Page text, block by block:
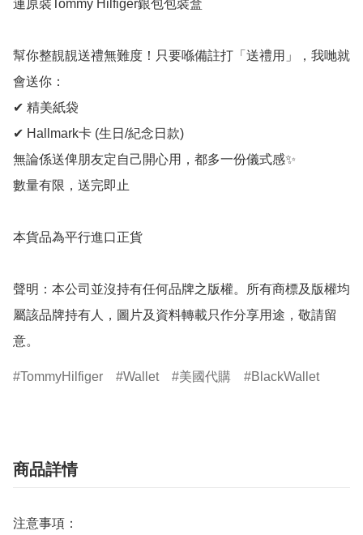
連原裝Tommy Hilfiger銀包包裝盒
幫你整靚靚送禮無難度！只要喺備註打「送禮用」，我哋就
會送你：
✔ 精美紙袋
✔ Hallmark卡 (生日/紀念日款)
無論係送俾朋友定自己開心用，都多一份儀式感✨
數量有限，送完即止
本貨品為平行進口正貨
聲明：本公司並沒持有任何品牌之版權。所有商標及版權均
屬該品牌持有人，圖片及資料轉載只作分享用途，敬請留
意。
TommyHilfiger Wallet 美國代購 BlackWallet
商品詳情
注意事項：